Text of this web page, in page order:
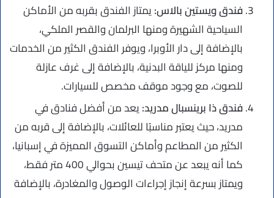
فندق ويستين بالاس:يمتاز الفندق بقربه من الأماكن
السياحية الشهيرة ومنها البرلمان والقصر الملكي،
بالإضافة إلى دار الأوبرا، ويوفر الفندق الكثير من الخدمات
ومنها مركز للياقة البدنية، بالإضافة إلى غرف عازلة
للصوت، مع وجود موقف مخصص للسيارات.
فندق ذا برينسبال مدريد:يعد من أفضل فنادق في
مدريد، حيث يعتبر مناسبًا للعائلات، بالإضافة إلى قربه من
الكثير من المطاعم وأماكن التسوق المميزة في إسبانيا،
كما أنه يبعد عن متحف تيسين بحوالي 400 متر فقط،
ويمتاز بسرعة إنجاز إجراءات الوصول والمغادرة، بالإضافة